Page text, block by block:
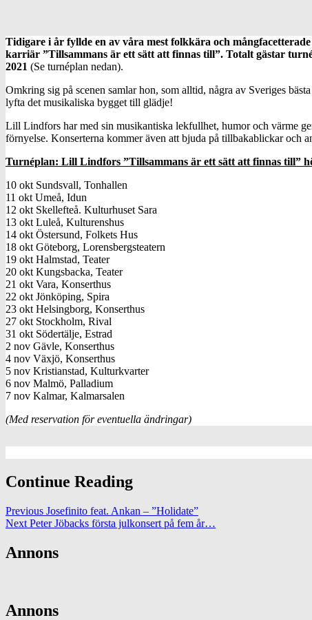
Tidigare i år fyllde en av våra mest folkkära och
karriär ”Tillsammans är ett sätt att finnas till”. Totalt gästar
2021 (Se turnéplan nedan).
Omkring sig på scenen samlar hon, som alltid, några av Sveriges
lyfta det musikaliska bygget till glädje!
Lill Lindfors har med sin musikantiska lekfullhet, humor och värme
förnyelse. Konserterna kommer även att bjuda på tillbakablickar och
Turnéplan: Lill Lindfors ”Tillsammans är ett sätt att finnas till”
10 okt Sundsvall, Tonhallen
11 okt Umeå, Idun
12 okt Skellefteå. Kulturhuset Sara
13 okt Luleå, Kulturenshus
14 okt Östersund, Folkets Hus
18 okt Göteborg, Lorensbergsteatern
19 okt Halmstad, Teater
20 okt Kungsbacka, Teater
21 okt Vara, Konserthus
22 okt Jönköping, Spira
23 okt Helsingborg, Konserthus
27 okt Stockholm, Rival
31 okt Södertälje, Estrad
2 nov Gävle, Konserthus
4 nov Växjö, Konserthus
5 nov Kristianstad, Kulturkvarter
6 nov Malmö, Palladium
7 nov Kalmar, Kalmarsalen
(Med reservation för eventuella ändringar)
Continue Reading
Previous Josefinito feat. Ankan – ”Holidate”
Next Peter Jöbacks första julkonsert på fem år…
Annons
Annons